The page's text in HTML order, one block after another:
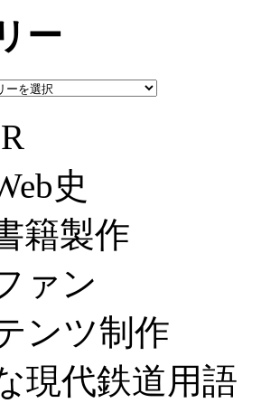
ー
史
籍製作
ァン
ンツ制作
現代鉄道用語